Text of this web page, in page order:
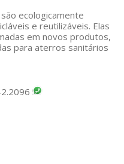
ecologicamente
e reutilizáveis. Elas
em novos produtos,
para aterros sanitários